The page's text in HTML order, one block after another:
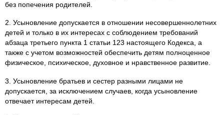
без попечения родителей.
2. Усыновление допускается в отношении несовершеннолетних
детей и только в их интересах с соблюдением требований
абзаца третьего пункта 1 статьи 123 настоящего Кодекса, а
также с учетом возможностей обеспечить детям полноценное
физическое, психическое, духовное и нравственное развитие.
3. Усыновление братьев и сестер разными лицами не
допускается, за исключением случаев, когда усыновление
отвечает интересам детей.